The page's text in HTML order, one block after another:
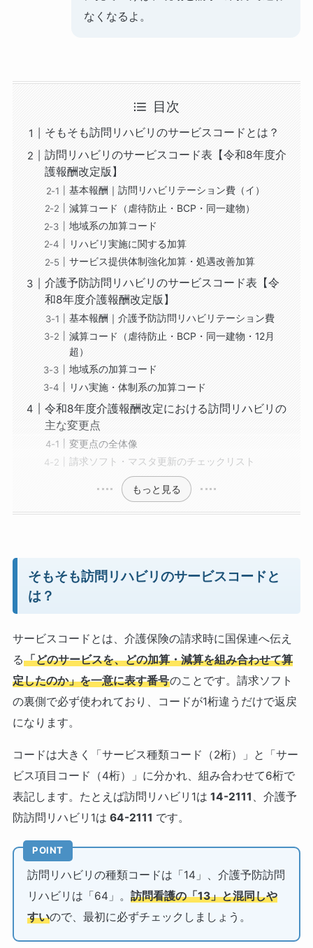
なくなるよ。
目次
そもそも訪問リハビリのサービスコードとは？
訪問リハビリのサービスコード表【令和8年度介
護報酬改定版】
基本報酬｜訪問リハビリテーション費（イ）
減算コード（虐待防止・BCP・同一建物）
地域系の加算コード
リハビリ実施に関する加算
サービス提供体制強化加算・処遇改善加算
介護予防訪問リハビリのサービスコード表【令
和8年度介護報酬改定版】
基本報酬｜介護予防訪問リハビリテーション費
減算コード（虐待防止・BCP・同一建物・12月
超）
地域系の加算コード
リハ実施・体制系の加算コード
令和8年度介護報酬改定における訪問リハビリの
主な変更点
変更点の全体像
請求ソフト・マスタ更新のチェックリスト
もっと見る
そもそも訪問リハビリのサービスコードと
は？
サービスコードとは、介護保険の請求時に国保連へ伝え
る「どのサービスを、どの加算・減算を組み合わせて算
定したのか」を一意に表す番号のことです。請求ソフト
の裏側で必ず使われており、コードが1桁違うだけで返戻
になります。
コードは大きく「サービス種類コード（2桁）」と「サー
ビス項目コード（4桁）」に分かれ、組み合わせて6桁で
表記します。たとえば訪問リハビリ1は 14-2111 、介護予
防訪問リハビリ1は 64-2111 です。
POINT
訪問リハビリの種類コードは「14」、介護予防訪問
リハビリは「64」。 訪問看護の「13」と混同しや
すいので、最初に必ずチェックしましょう。